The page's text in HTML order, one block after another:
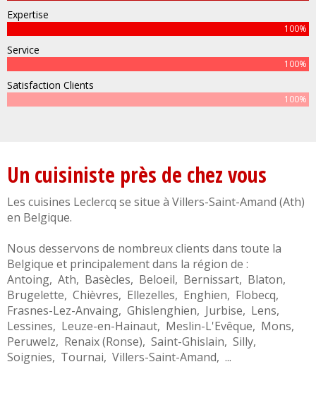
Expertise
100%
Service
100%
Satisfaction Clients
100%
Un cuisiniste près de chez vous
Les cuisines Leclercq se situe à Villers-Saint-Amand (Ath)
en Belgique.
Nous desservons de nombreux clients dans toute la
Belgique et principalement dans la région de :
Antoing, Ath, Basècles, Beloeil, Bernissart, Blaton,
Brugelette, Chièvres, Ellezelles, Enghien, Flobecq,
Frasnes-Lez-Anvaing, Ghislenghien, Jurbise, Lens,
Lessines, Leuze-en-Hainaut, Meslin-L'Evêque, Mons,
Peruwelz, Renaix (Ronse), Saint-Ghislain, Silly,
Soignies, Tournai, Villers-Saint-Amand, ...